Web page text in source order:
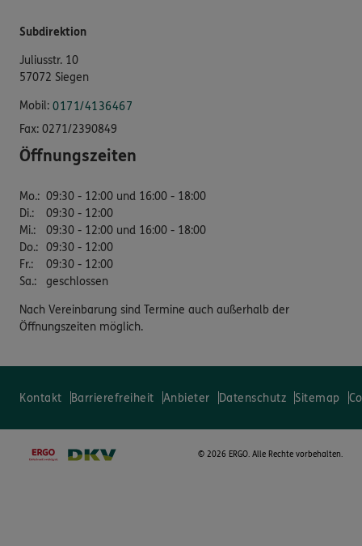
Subdirektion
Juliusstr. 10
57072 Siegen
Mobil: 0171/4136467
Fax: 0271/2390849
Öffnungszeiten
Mo.: 09:30 - 12:00 und 16:00 - 18:00
Di.:
09:30 - 12:00
Mi.:
09:30 - 12:00 und 16:00 - 18:00
Do.: 09:30 - 12:00
Fr.:
09:30 - 12:00
Sa.: geschlossen
Nach Vereinbarung sind Termine auch außerhalb der
Öffnungszeiten möglich.
Kontakt Barrierefreiheit Anbieter Datenschutz Sitemap
© 2026 ERGO. Alle Rechte vorbehalten.